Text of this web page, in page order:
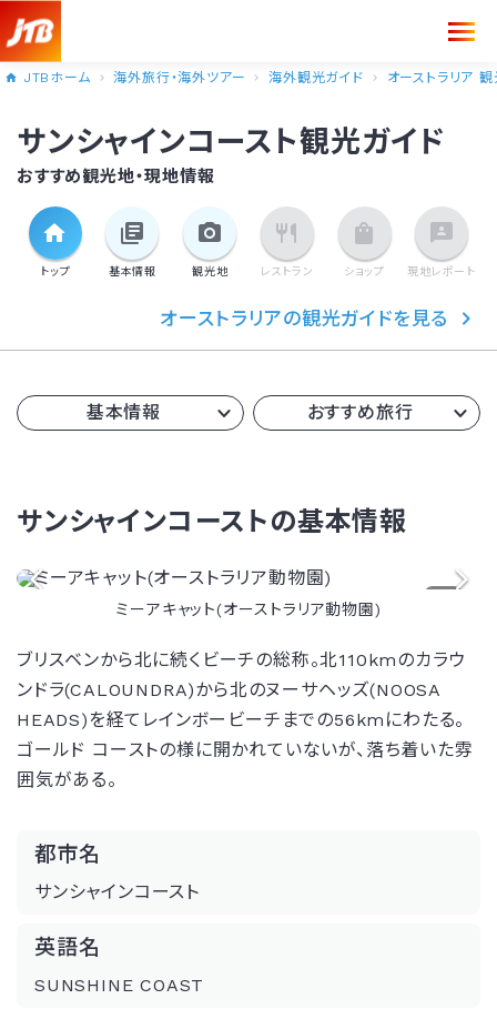
JTBホーム 海外旅行・海外ツアー 海外観光ガイド オーストラリア
サンシャインコースト観光ガイド
おすすめ観光地・現地情報
トップ 基本情報 観光地 レストラン ショップ 現地レポート
オーストラリアの観光ガイドを見る
基本情報 おすすめ旅行
サンシャインコーストの基本情報
ブリスベンから北に続くビーチの総称。北110kmのカラウ
ンドラ(CALOUNDRA)から北のヌーサヘッズ(NOOSA
HEADS)を経てレインボービーチまでの56kmにわたる。
ゴールド コーストの様に開かれていないが、落ち着いた雰
囲気がある。
ミーアキャット(オーストラリア動物園)
都市名
サンシャインコースト
英語名
SUNSHINE COAST